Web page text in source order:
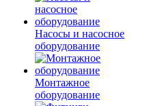
Насосы и насосное
оборудование
Монтажное
оборудование